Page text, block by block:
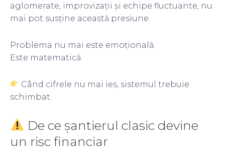
aglomerate, improvizații și echipe fluctuante, nu
mai pot susține această presiune.
Problema nu mai este emoțională.
Este matematică.
Când cifrele nu mai ies, sistemul trebuie
schimbat.
De ce șantierul clasic devine
un risc financiar